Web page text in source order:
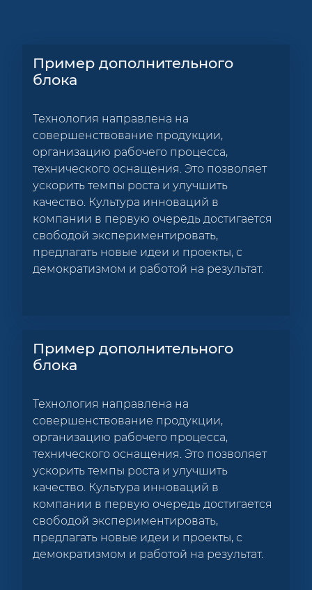
Пример дополнительного
блока
Технология направлена на
совершенствование продукции,
организацию рабочего процесса,
технического оснащения. Это позволяет
ускорить темпы роста и улучшить
качество. Культура инноваций в
компании в первую очередь достигается
свободой экспериментировать,
предлагать новые идеи и проекты, с
демократизмом и работой на результат.
Пример дополнительного
блока
Технология направлена на
совершенствование продукции,
организацию рабочего процесса,
технического оснащения. Это позволяет
ускорить темпы роста и улучшить
качество. Культура инноваций в
компании в первую очередь достигается
свободой экспериментировать,
предлагать новые идеи и проекты, с
демократизмом и работой на результат.